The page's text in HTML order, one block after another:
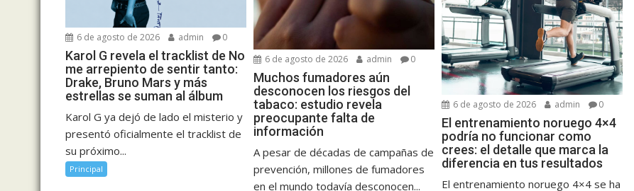
6 de agosto de 2026 admin 0
Karol G revela el tracklist de No
me arrepiento de sentir tanto:
Drake, Bruno Mars y más
estrellas se suman al álbum
Karol G ya dejó de lado el misterio y
presentó oficialmente el tracklist de
su próximo...
Principal
6 de agosto de 2026 admin 0
Muchos fumadores aún
desconocen los riesgos del
tabaco: estudio revela
preocupante falta de
información
A pesar de décadas de campañas de
prevención, millones de fumadores
en el mundo todavía desconocen...
6 de agosto de 2026 admin 0
El entrenamiento noruego 4×4
podría no funcionar como
crees: el detalle que marca la
diferencia en tus resultados
El entrenamiento noruego 4×4 se ha